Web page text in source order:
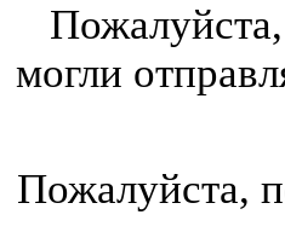
могли
Пожалуйста,